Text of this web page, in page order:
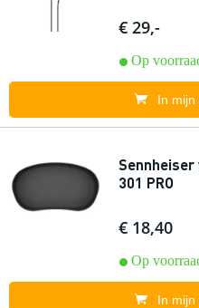
€ 29,-
Op
In mijn
Sennheiser
301 PRO
€ 18,40
Op
In mijn